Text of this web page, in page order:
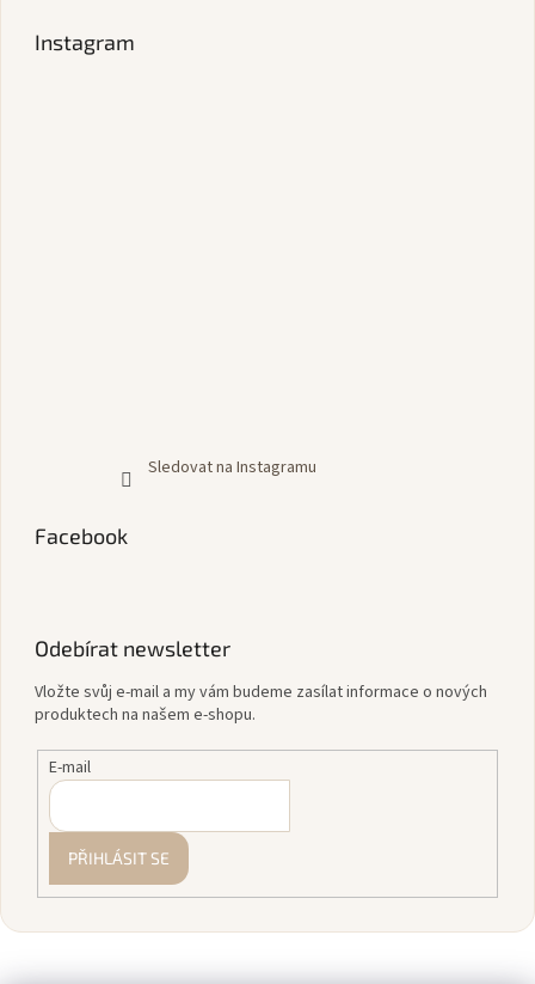
Instagram
Sledovat na Instagramu
Facebook
Odebírat newsletter
Vložte svůj e-mail a my vám budeme zasílat informace o nových
produktech na našem e-shopu.
E-mail
PŘIHLÁSIT SE